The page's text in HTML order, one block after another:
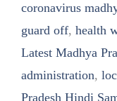
coronavirus
guard off, health
Latest Madhya
administration,
Pradesh Hindi